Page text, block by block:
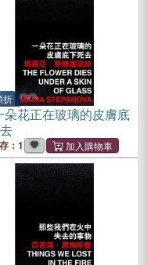
折
朵花正在玻璃的皮膚底
：1